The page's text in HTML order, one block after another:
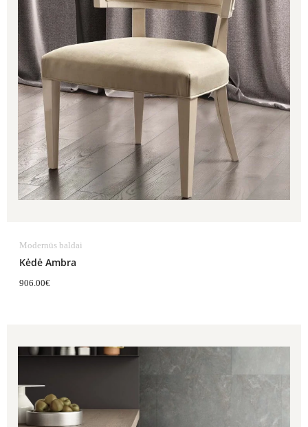
Modernūs baldai
Kėdė Ambra
906.00€
268.00€